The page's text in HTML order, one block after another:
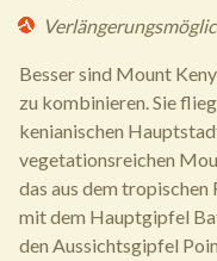
Besser sind Mount
zu kombinieren. Sie
kenianischen
vegetationsreichen
das aus dem tropischen
mit dem Hauptgipfel
den Aussichtsgipfel